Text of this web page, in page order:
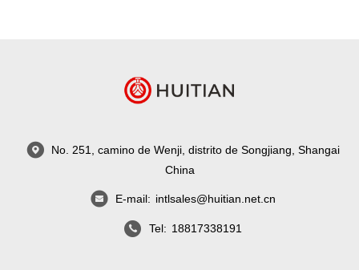
No. 251, camino de Wenji, distrito de Songjiang, Shangai
China
E-mail: intlsales@huitian.net.cn
Tel: 18817338191